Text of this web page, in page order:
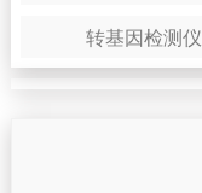
转基因检测仪